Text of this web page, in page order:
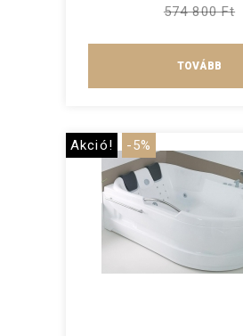
574 800 Ft
TOVÁBB
Akció! -5%